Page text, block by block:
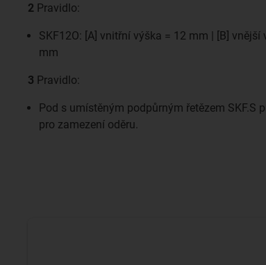
2 Pravidlo:
SKF12O: [A] vnitřní výška = 12 mm | [B]
mm
3 Pravidlo:
Pod s umístěným podpůrným řetězem SKF.S
pro zamezení oděru.